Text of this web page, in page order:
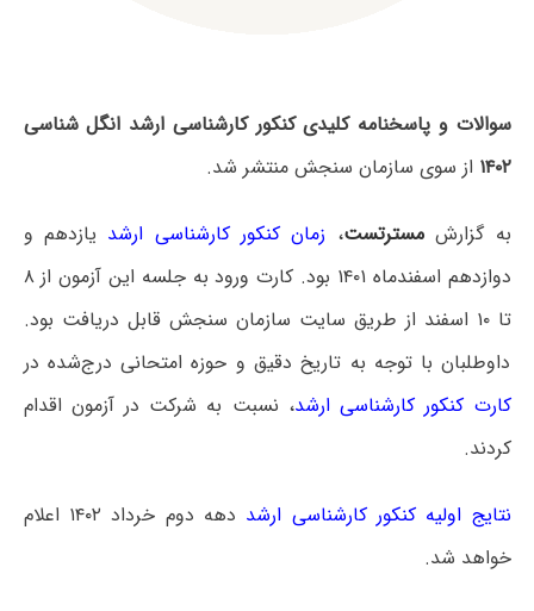
سوالات و پاسخنامه کلیدی کنکور کارشناسی ارشد انگل شناسی
۱۴۰۲ از سوی سازمان سنجش منتشر شد.
به گزارشمسترتست، زمان کنکور کارشناسی ارشد یازدهم و
دوازدهم اسفندماه ۱۴۰۱ بود. کارت ورود به جلسه این آزمون از ۸
تا ۱۰ اسفند از طریق سایت سازمان سنجش قابل دریافت بود.
داوطلبان با توجه به تاریخ دقیق و حوزه امتحانی درج‌شده در
کارت کنکور کارشناسی ارشد، نسبت به شرکت در آزمون اقدام
کردند.
نتایج اولیه کنکور کارشناسی ارشد
دهه دوم خرداد ۱۴۰۲ اعلام
خواهد شد.